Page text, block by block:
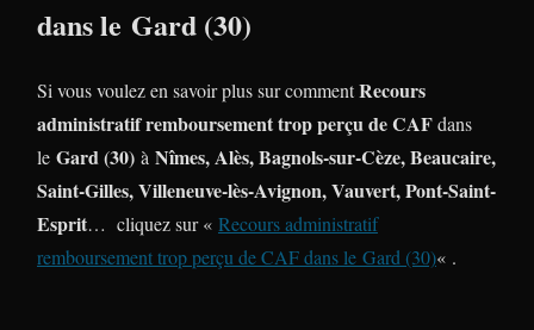
dans le Gard (30)
Si vous voulez en savoir plus sur commentRecours
administratif remboursement trop perçu de CAFdans
le Gard (30) à Nîmes, Alès, Bagnols-sur-Cèze, Beaucaire,
Saint-Gilles, Villeneuve-lès-Avignon, Vauvert, Pont-Saint-
Esprit… cliquez sur « Recours administratif
remboursement trop perçu de CAF dans le Gard (30)« .